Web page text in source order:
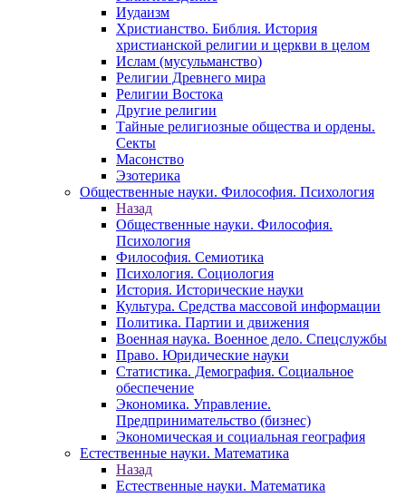
Иудаизм
Христианство. Библия. История
христианской религии и церкви в целом
Ислам (мусульманство)
Религии Древнего мира
Религии Востока
Другие религии
Тайные религиозные общества и ордены.
Секты
Масонство
Эзотерика
Общественные науки. Философия. Психология
Назад
Общественные науки. Философия.
Психология
Философия. Семиотика
Психология. Социология
История. Исторические науки
Культура. Средства массовой информации
Политика. Партии и движения
Военная наука. Военное дело. Спецслужбы
Право. Юридические науки
Статистика. Демография. Социальное
обеспечение
Экономика. Управление.
Предпринимательство (бизнес)
Экономическая и социальная география
Естественные науки. Математика
Назад
Естественные науки. Математика